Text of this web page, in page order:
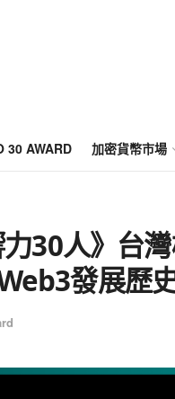
30 AWARD 加密貨幣市場
30人》台
發展歷